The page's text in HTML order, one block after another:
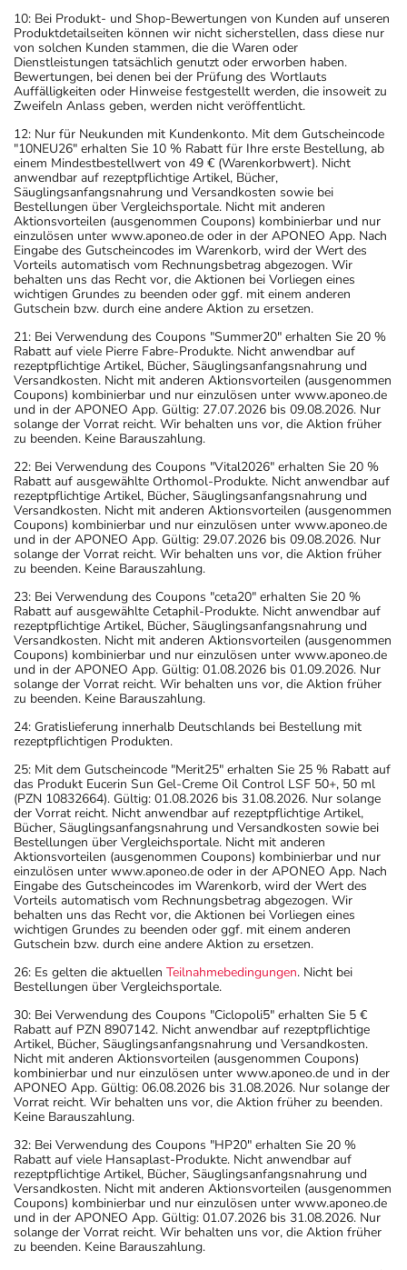
10: Bei Produkt- und Shop-Bewertungen von Kunden auf unseren
Produktdetailseiten können wir nicht sicherstellen, dass diese nur
von solchen Kunden stammen, die die Waren oder
Dienstleistungen tatsächlich genutzt oder erworben haben.
Bewertungen, bei denen bei der Prüfung des Wortlauts
Auffälligkeiten oder Hinweise festgestellt werden, die insoweit zu
Zweifeln Anlass geben, werden nicht veröffentlicht.
12: Nur für Neukunden mit Kundenkonto. Mit dem Gutscheincode
"10NEU26" erhalten Sie 10 % Rabatt für Ihre erste Bestellung, ab
einem Mindestbestellwert von 49 € (Warenkorbwert). Nicht
anwendbar auf rezeptpflichtige Artikel, Bücher,
Säuglingsanfangsnahrung und Versandkosten sowie bei
Bestellungen über Vergleichsportale. Nicht mit anderen
Aktionsvorteilen (ausgenommen Coupons) kombinierbar und nur
einzulösen unter www.aponeo.de oder in der APONEO App. Nach
Eingabe des Gutscheincodes im Warenkorb, wird der Wert des
Vorteils automatisch vom Rechnungsbetrag abgezogen. Wir
behalten uns das Recht vor, die Aktionen bei Vorliegen eines
wichtigen Grundes zu beenden oder ggf. mit einem anderen
Gutschein bzw. durch eine andere Aktion zu ersetzen.
21: Bei Verwendung des Coupons "Summer20" erhalten Sie 20 %
Rabatt auf viele Pierre Fabre-Produkte. Nicht anwendbar auf
rezeptpflichtige Artikel, Bücher, Säuglingsanfangsnahrung und
Versandkosten. Nicht mit anderen Aktionsvorteilen (ausgenommen
Coupons) kombinierbar und nur einzulösen unter www.aponeo.de
und in der APONEO App. Gültig: 27.07.2026 bis 09.08.2026. Nur
solange der Vorrat reicht. Wir behalten uns vor, die Aktion früher
zu beenden. Keine Barauszahlung.
22: Bei Verwendung des Coupons "Vital2026" erhalten Sie 20 %
Rabatt auf ausgewählte Orthomol-Produkte. Nicht anwendbar auf
rezeptpflichtige Artikel, Bücher, Säuglingsanfangsnahrung und
Versandkosten. Nicht mit anderen Aktionsvorteilen (ausgenommen
Coupons) kombinierbar und nur einzulösen unter www.aponeo.de
und in der APONEO App. Gültig: 29.07.2026 bis 09.08.2026. Nur
solange der Vorrat reicht. Wir behalten uns vor, die Aktion früher
zu beenden. Keine Barauszahlung.
23: Bei Verwendung des Coupons "ceta20" erhalten Sie 20 %
Rabatt auf ausgewählte Cetaphil-Produkte. Nicht anwendbar auf
rezeptpflichtige Artikel, Bücher, Säuglingsanfangsnahrung und
Versandkosten. Nicht mit anderen Aktionsvorteilen (ausgenommen
Coupons) kombinierbar und nur einzulösen unter www.aponeo.de
und in der APONEO App. Gültig: 01.08.2026 bis 01.09.2026. Nur
solange der Vorrat reicht. Wir behalten uns vor, die Aktion früher
zu beenden. Keine Barauszahlung.
24: Gratislieferung innerhalb Deutschlands bei Bestellung mit
rezeptpflichtigen Produkten.
25: Mit dem Gutscheincode "Merit25" erhalten Sie 25 % Rabatt auf
das Produkt Eucerin Sun Gel-Creme Oil Control LSF 50+, 50 ml
(PZN 10832664). Gültig: 01.08.2026 bis 31.08.2026. Nur solange
der Vorrat reicht. Nicht anwendbar auf rezeptpflichtige Artikel,
Bücher, Säuglingsanfangsnahrung und Versandkosten sowie bei
Bestellungen über Vergleichsportale. Nicht mit anderen
Aktionsvorteilen (ausgenommen Coupons) kombinierbar und nur
einzulösen unter www.aponeo.de oder in der APONEO App. Nach
Eingabe des Gutscheincodes im Warenkorb, wird der Wert des
Vorteils automatisch vom Rechnungsbetrag abgezogen. Wir
behalten uns das Recht vor, die Aktionen bei Vorliegen eines
wichtigen Grundes zu beenden oder ggf. mit einem anderen
Gutschein bzw. durch eine andere Aktion zu ersetzen.
26: Es gelten die aktuellen Teilnahmebedingungen. Nicht bei
Bestellungen über Vergleichsportale.
30: Bei Verwendung des Coupons "Ciclopoli5" erhalten Sie 5 €
Rabatt auf PZN 8907142. Nicht anwendbar auf rezeptpflichtige
Artikel, Bücher, Säuglingsanfangsnahrung und Versandkosten.
Nicht mit anderen Aktionsvorteilen (ausgenommen Coupons)
kombinierbar und nur einzulösen unter www.aponeo.de und in der
APONEO App. Gültig: 06.08.2026 bis 31.08.2026. Nur solange der
Vorrat reicht. Wir behalten uns vor, die Aktion früher zu beenden.
Keine Barauszahlung.
32: Bei Verwendung des Coupons "HP20" erhalten Sie 20 %
Rabatt auf viele Hansaplast-Produkte. Nicht anwendbar auf
rezeptpflichtige Artikel, Bücher, Säuglingsanfangsnahrung und
Versandkosten. Nicht mit anderen Aktionsvorteilen (ausgenommen
Coupons) kombinierbar und nur einzulösen unter www.aponeo.de
und in der APONEO App. Gültig: 01.07.2026 bis 31.08.2026. Nur
solange der Vorrat reicht. Wir behalten uns vor, die Aktion früher
zu beenden. Keine Barauszahlung.